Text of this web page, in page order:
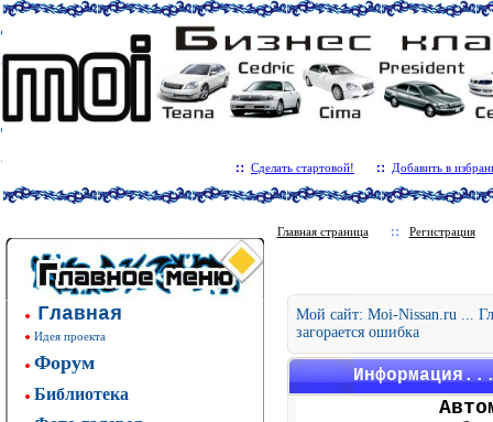
Сделать стартовой! Добавить в
Главная
Идея проекта
Форум
Библиотека
Главная страница Регистрация
Мой сайт: Moi-Nissan.ru ...
загорается ошибка